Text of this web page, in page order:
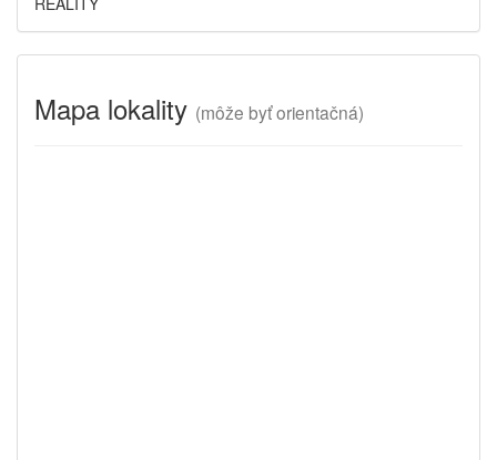
Mapa lokality (môže byť orientačná)